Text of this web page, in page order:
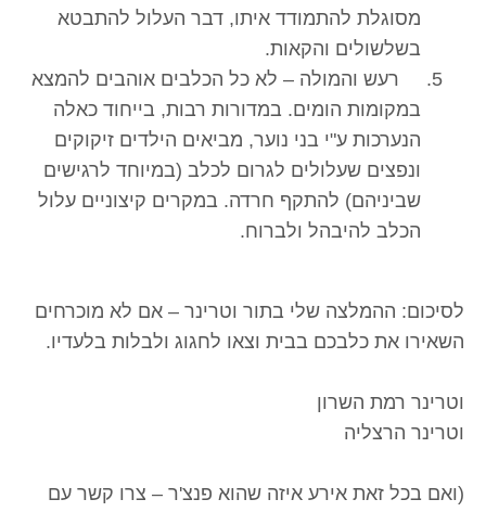
מסוגלת להתמודד איתו, דבר העלול להתבטא
בשלשולים והקאות.
רעש והמולה – לא כל הכלבים אוהבים להמצא
במקומות הומים. במדורות רבות, בייחוד כאלה
הנערכות ע"י בני נוער, מביאים הילדים זיקוקים
ונפצים שעלולים לגרום לכלב (במיוחד לרגישים
שביניהם) להתקף חרדה. במקרים קיצוניים עלול
הכלב להיבהל ולברוח.
לסיכום: ההמלצה שלי בתור וטרינר – אם לא מוכרחים
השאירו את כלבכם בבית וצאו לחגוג ולבלות בלעדיו.
וטרינר רמת השרון
וטרינר הרצליה
(ואם בכל זאת אירע איזה שהוא פנצ'ר – צרו קשר עם